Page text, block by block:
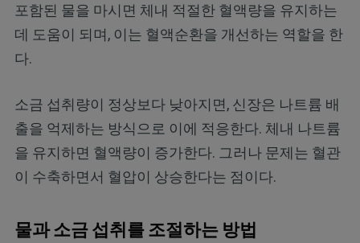
포함된 물을 마시면 체내 적절한 혈액량을 유지하는
데 도움이 되며, 이는 혈액순환을 개선하는 역할을 한
다.
소금 섭취량이 정상보다 낮아지면, 신장은 나트륨 배
출을 억제하는 방식으로 이에 적응한다. 체내 나트륨
을 유지하면 혈액량이 증가한다. 그러나 문제는 혈관
이 수축하면서 혈압이 상승한다는 점이다.
물과 소금 섭취를 조절하는 방법